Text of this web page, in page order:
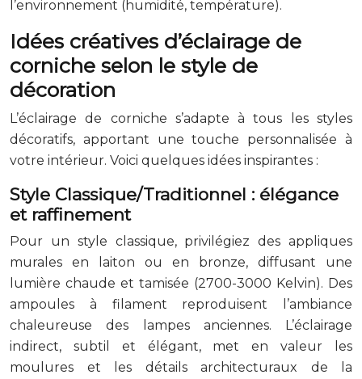
l’environnement (humidité, température).
Idées créatives d’éclairage de
corniche selon le style de
décoration
L’éclairage de corniche s’adapte à tous les styles
décoratifs, apportant une touche personnalisée à
votre intérieur. Voici quelques idées inspirantes :
Style Classique/Traditionnel : élégance
et raffinement
Pour un style classique, privilégiez des appliques
murales en laiton ou en bronze, diffusant une
lumière chaude et tamisée (2700-3000 Kelvin). Des
ampoules à filament reproduisent l’ambiance
chaleureuse des lampes anciennes. L’éclairage
indirect, subtil et élégant, met en valeur les
moulures et les détails architecturaux de la